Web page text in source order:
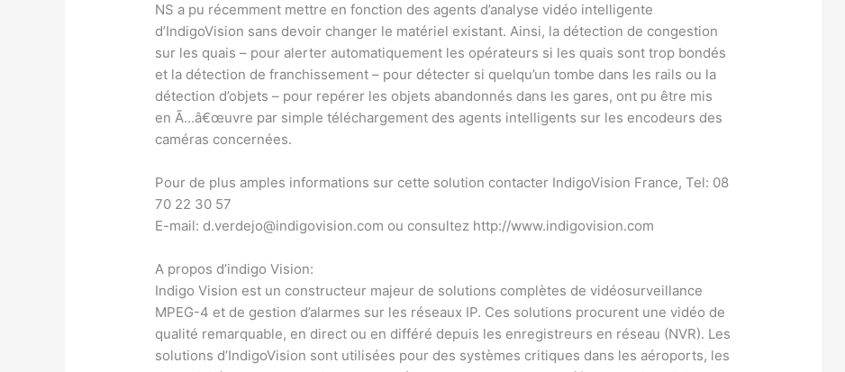
NS a pu récemment mettre en fonction des agents d’analyse vidéo intelligente
d’IndigoVision sans devoir changer le matériel existant. Ainsi, la détection de congestion
sur les quais – pour alerter automatiquement les opérateurs si les quais sont trop bondés
et la détection de franchissement – pour détecter si quelqu’un tombe dans les rails ou la
détection d’objets – pour repérer les objets abandonnés dans les gares, ont pu être mis
en Ã…â€œuvre par simple téléchargement des agents intelligents sur les encodeurs des
caméras concernées.
Pour de plus amples informations sur cette solution contacter IndigoVision France, Tel: 08
70 22 30 57
E-mail: d.verdejo@indigovision.com ou consultez http://www.indigovision.com
A propos d’indigo Vision:
Indigo Vision est un constructeur majeur de solutions complètes de vidéosurveillance
MPEG-4 et de gestion d’alarmes sur les réseaux IP. Ces solutions procurent une vidéo de
qualité remarquable, en direct ou en différé depuis les enregistreurs en réseau (NVR). Les
solutions d’IndigoVision sont utilisées pour des systèmes critiques dans les aéroports, les